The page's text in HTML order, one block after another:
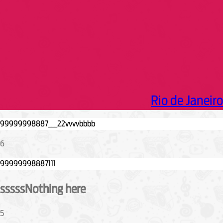
Rio de Janeiro
6
sssssNothing here
5